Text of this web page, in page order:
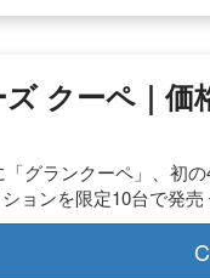
クーペ｜価
グランクーペ」、初
ョンを限定10台で発売